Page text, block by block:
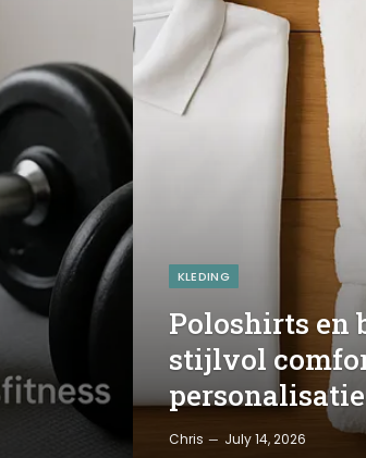
KLEDING
Poloshirts en
stijlvol
Chris July 14, 2026